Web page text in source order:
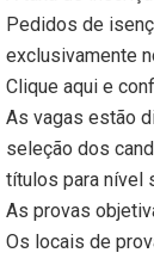
Pedidos de
exclusivamente
Clique aqui e
As vagas estão
seleção dos
títulos para nível
As provas
Os locais de